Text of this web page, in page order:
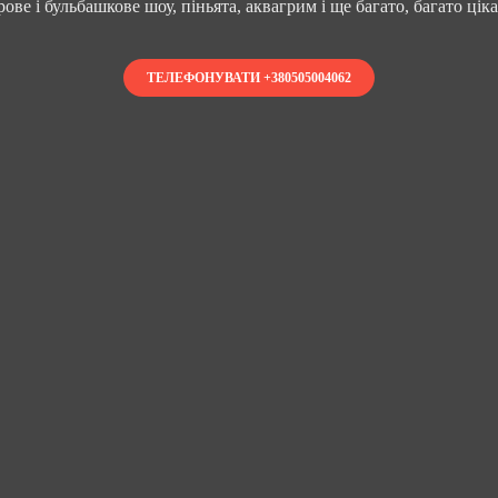
і бульбашкове шоу, піньята, аквагрим і ще багато, багато
ТЕЛЕФОНУВАТИ +380505004062